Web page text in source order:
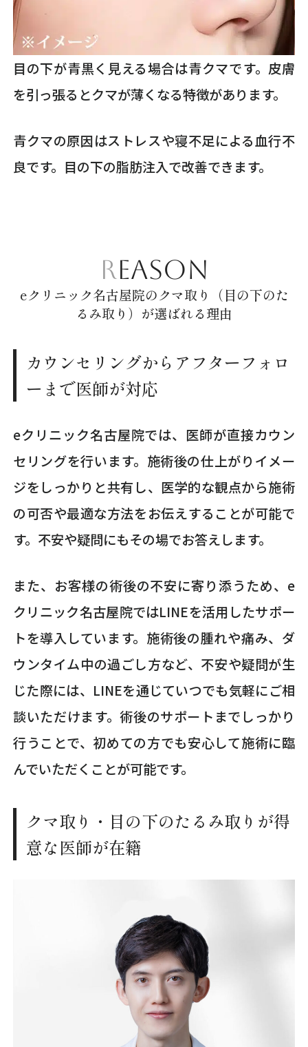
目の下が青黒く見える場合は青クマです。皮膚
を引っ張るとクマが薄くなる特徴があります。
青クマの原因はストレスや寝不足による血行不
良です。目の下の脂肪注入で改善できます。
REASON
eクリニック名古屋院のクマ取り（目の下のた
るみ取り）が選ばれる理由
カウンセリングからアフターフォロ
ーまで医師が対応
eクリニック名古屋院では、医師が直接カウン
セリングを行います。施術後の仕上がりイメー
ジをしっかりと共有し、医学的な観点から施術
の可否や最適な方法をお伝えすることが可能で
す。不安や疑問にもその場でお答えします。
また、お客様の術後の不安に寄り添うため、e
クリニック名古屋院ではLINEを活用したサポー
トを導入しています。施術後の腫れや痛み、ダ
ウンタイム中の過ごし方など、不安や疑問が生
じた際には、LINEを通じていつでも気軽にご相
談いただけます。術後のサポートまでしっかり
行うことで、初めての方でも安心して施術に臨
んでいただくことが可能です。
クマ取り・目の下のたるみ取りが得
意な医師が在籍